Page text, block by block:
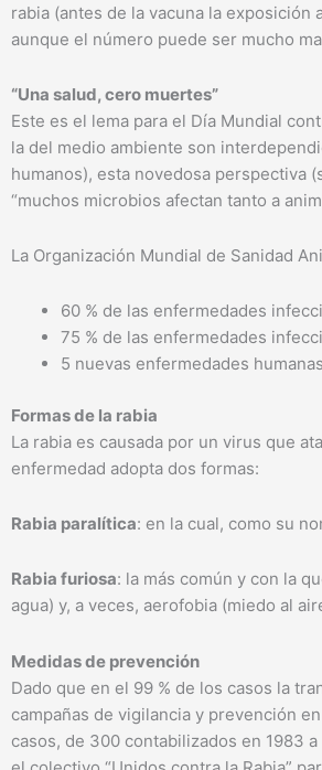
rabia (antes de la vacuna la
aunque el número puede ser mucho
“Una salud, cero muertes”
Este es el lema para el Día Mundial
la del medio ambiente son
humanos), esta novedosa perspectiva
“muchos microbios afectan tanto a
La Organización Mundial de Sanidad
60 % de las enfermedades
75 % de las enfermedades
5 nuevas enfermedades
Formas de la rabia
La rabia es causada por un virus que
enfermedad adopta dos formas:
Rabia paralítica: en la cual, como su
Rabia furiosa: la más común y con la
agua) y, a veces, aerofobia (miedo al
Medidas de prevención
Dado que en el 99 % de los casos la
campañas de vigilancia y prevención
casos, de 300 contabilizados en 1983